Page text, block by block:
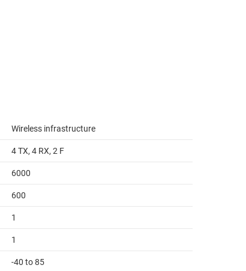
Wireless infrastructure
4 TX, 4 RX, 2 F
6000
600
1
1
-40 to 85